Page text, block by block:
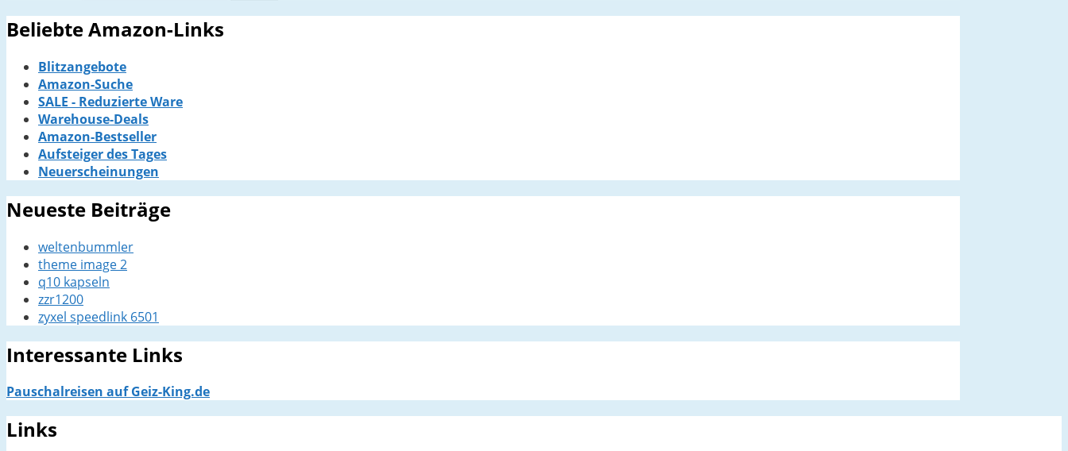
Beliebte Amazon-Links
Blitzangebote
Amazon-Suche
SALE - Reduzierte Ware
Warehouse-Deals
Amazon-Bestseller
Aufsteiger des Tages
Neuerscheinungen
Neueste Beiträge
weltenbummler
theme image 2
q10 kapseln
zzr1200
zyxel speedlink 6501
Interessante Links
Pauschalreisen auf Geiz-King.de
Links